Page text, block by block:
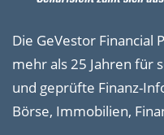
Die GeVestor Financial
mehr als 25 Jahren für
und geprüfte Finanz-
Börse, Immobilien,